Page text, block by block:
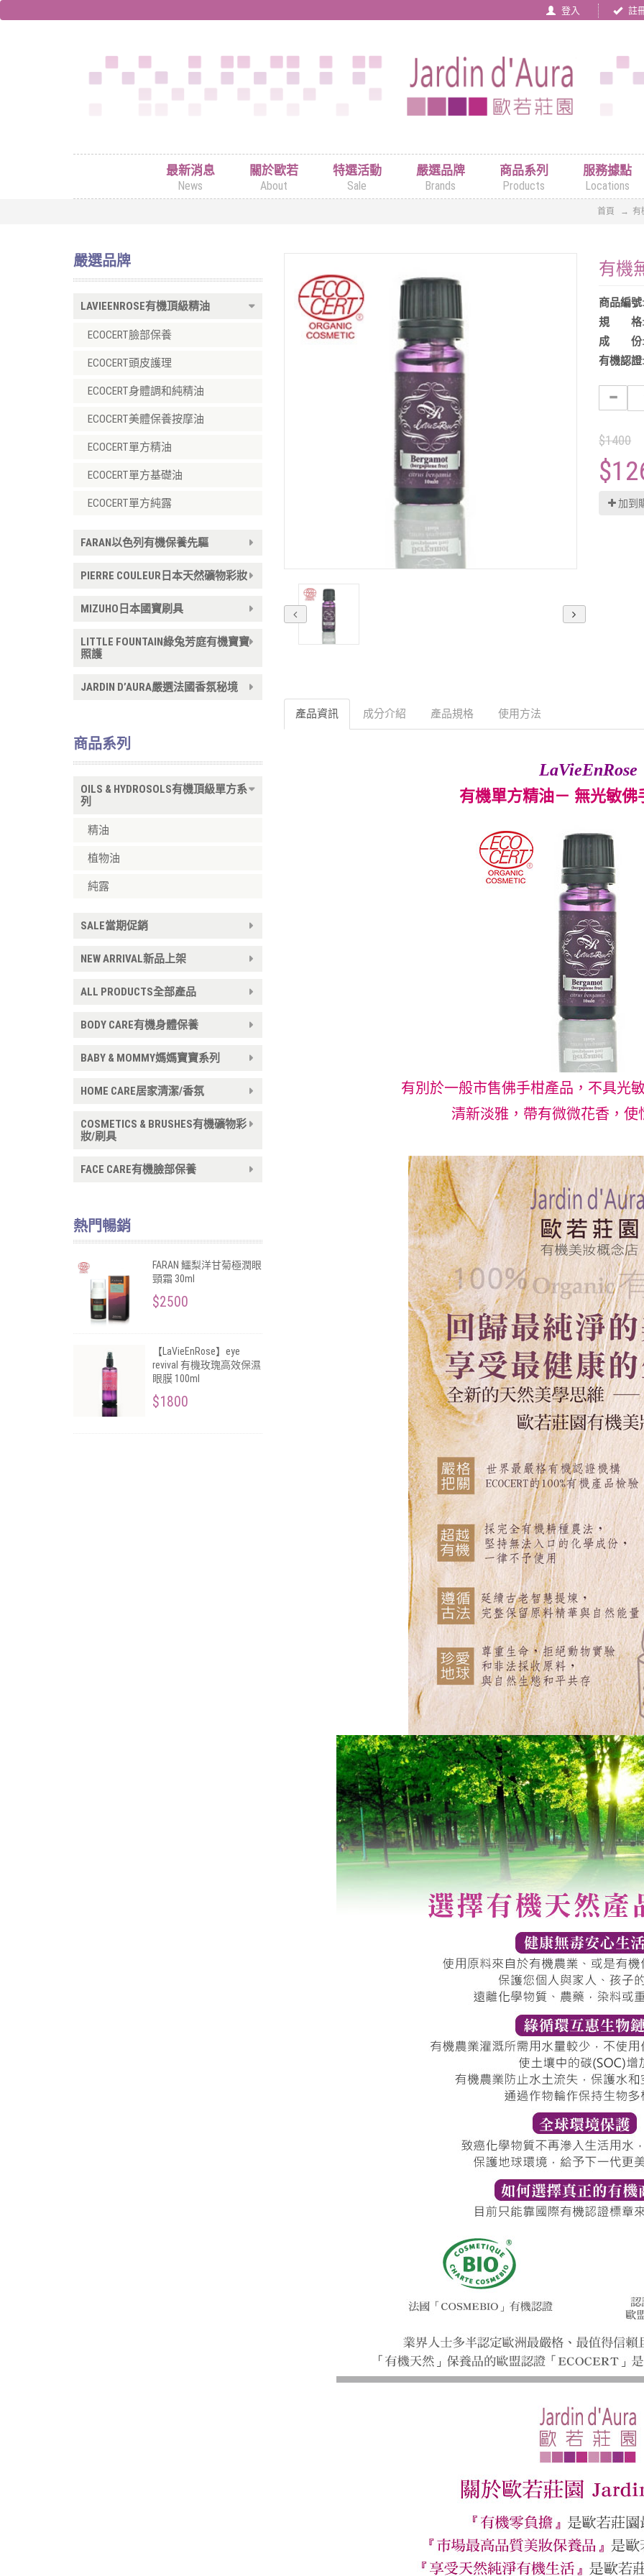
登入 註
最新消息
News
關於歐若
About
特選活動
Sale
嚴選品牌
Brands
商品系列
Products
服務據點
Locations
首頁 有
有機
商品編號:
規 格:
成 份:
有機認證:
$1400
加到
產品資訊 成分介紹 產品規格 使用方法
LaVieEnRose
有機單方精油－ 無光敏佛
有別於一般市售佛手柑產品，不具光
清新淡雅，帶有微微花香，使
嚴選品牌
LAVIEENROSE有機頂級精油
ECOCERT臉部保養
ECOCERT頭皮護理
ECOCERT身體調和純精油
ECOCERT美體保養按摩油
ECOCERT單方精油
ECOCERT單方基礎油
ECOCERT單方純露
FARAN以色列有機保養先驅
PIERRE COULEUR日本天然礦物彩妝
MIZUHO日本國寶刷具
LITTLE FOUNTAIN綠兔芳庭有機寶寶
照護
JARDIN D’AURA嚴選法國香氛秘境
商品系列
OILS & HYDROSOLS有機頂級單方系
列
精油
植物油
純露
SALE當期促銷
NEW ARRIVAL新品上架
ALL PRODUCTS全部產品
BODY CARE有機身體保養
BABY & MOMMY媽媽寶寶系列
HOME CARE居家清潔/香氛
COSMETICS & BRUSHES有機礦物彩
妝/刷具
FACE CARE有機臉部保養
熱門暢銷
FARAN 鱷梨洋甘菊極潤眼
頸霜 30ml
$2500
【LaVieEnRose】eye
revival 有機玫瑰高效保濕
眼膜 100ml
$1800